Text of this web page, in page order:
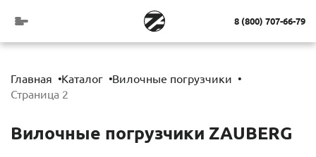
8 (800) 707-66-79
Главная Каталог
Вилочные погрузчики
Страница 2
Вилочные погрузчики ZAUBERG